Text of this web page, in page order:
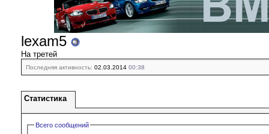
lexam5
На третей
Последняя активность: 02.03.2014 00:38
Статистика
Всего сообщений